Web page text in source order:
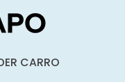
CARRO